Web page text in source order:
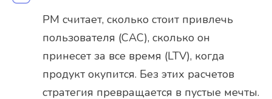
PM считает, сколько стоит привлечь
пользователя (CAC), сколько он
принесет за все время (LTV), когда
продукт окупится. Без этих расчетов
стратегия превращается в пустые мечты.